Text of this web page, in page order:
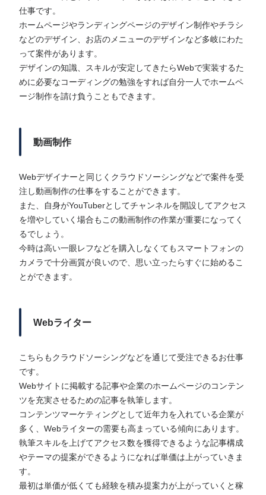
仕事です。
ホームページやランディングページのデザイン制作やチラシ
などのデザイン、お店のメニューのデザインなど多岐にわた
って案件があります。
デザインの知識、スキルが安定してきたらWebで実装するた
めに必要なコーディングの勉強をすれば自分一人でホームペ
ージ制作を請け負うこともできます。
動画制作
Webデザイナーと同じくクラウドソーシングなどで案件を受
注し動画制作の仕事をすることができます。
また、自身がYouTuberとしてチャンネルを開設してアクセス
を増やしていく場合もこの動画制作の作業が重要になってく
るでしょう。
今時は高い一眼レフなどを購入しなくてもスマートフォンの
カメラで十分画質が良いので、思い立ったらすぐに始めるこ
とができます。
Webライター
こちらもクラウドソーシングなどを通じて受注できるお仕事
です。
Webサイトに掲載する記事や企業のホームページのコンテン
ツを充実させるための記事を執筆します。
コンテンツマーケティングとして近年力を入れている企業が
多く、Webライターの需要も高まっている傾向にあります。
執筆スキルを上げてアクセス数を獲得できるような記事構成
やテーマの提案ができるようになれば単価は上がっていきま
す。
最初は単価が低くても経験を積み提案力が上がっていくと稼